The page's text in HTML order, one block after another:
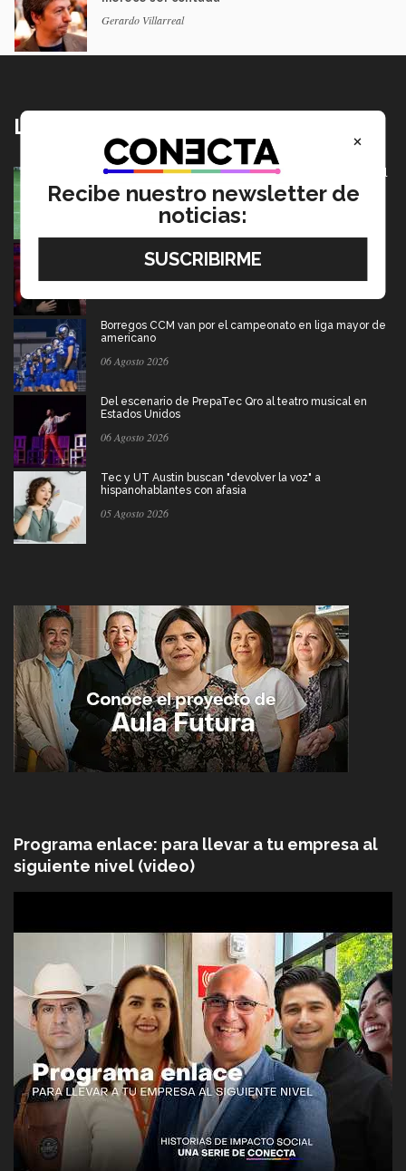
Gerardo Villarreal
Lo más nuevo
México va por pase olímpico en mundial de flag football
07 Agosto 2026
de la Ópera México
07 Agosto 2026
Borregos CCM van por el campeonato en liga mayor de
americano
06 Agosto 2026
Del escenario de PrepaTec Qro al teatro musical en
Estados Unidos
06 Agosto 2026
Tec y UT Austin buscan "devolver la voz" a
hispanohablantes con afasia
05 Agosto 2026
Programa enlace: para llevar a tu empresa al
siguiente nivel (video)
×
Recibe nuestro newsletter de
noticias: